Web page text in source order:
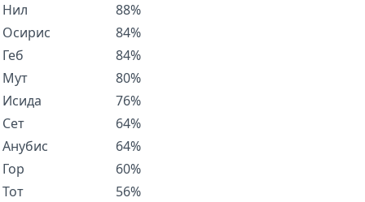
Нил
88%
Осирис
84%
Геб
84%
Мут
80%
Исида
76%
Сет
64%
Анубис
64%
Гор
60%
Тот
56%